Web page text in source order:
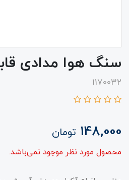
سنگ هوا مدادی قابدار 55
1170032
148,000 تومان
محصول مورد نظر موجود نمی‌باشد.